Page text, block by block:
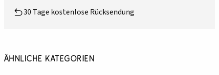
30 Tage kostenlose Rücksendung
Ähnliche Kategorien